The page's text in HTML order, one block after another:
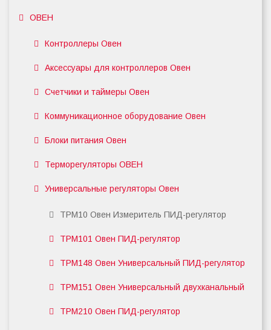
ОВЕН
Контроллеры Овен
Аксессуары для контроллеров Овен
Счетчики и таймеры Овен
Коммуникационное оборудование Овен
Блоки питания Овен
Терморегуляторы ОВЕН
Универсальные регуляторы Овен
ТРМ10 Овен Измеритель ПИД-регулятор
ТРМ101 Овен ПИД-регулятор
ТРМ148 Овен Универсальный ПИД-регулятор
ТРМ151 Овен Универсальный двухканальный
ТРМ210 Овен ПИД-регулятор